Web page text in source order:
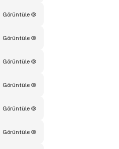
Görüntüle
Görüntüle
Görüntüle
Görüntüle
Görüntüle
Görüntüle